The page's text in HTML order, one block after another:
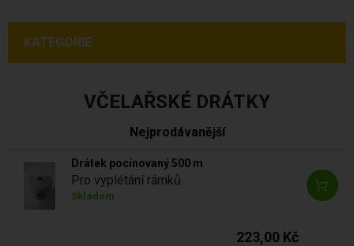
KATEGORIE
VČELAŘSKÉ DRÁTKY
Nejprodávanější
Drátek pocínovaný 500 m
Pro vyplétání rámků.
Skladem
223,00 Kč